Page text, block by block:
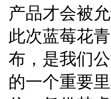
产品才会被
此次蓝莓花
布，是我们
的一个重要